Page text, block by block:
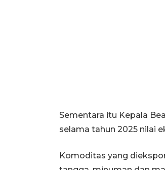
Sementara itu Kepala
selama tahun 2025 nilai
Komoditas yang